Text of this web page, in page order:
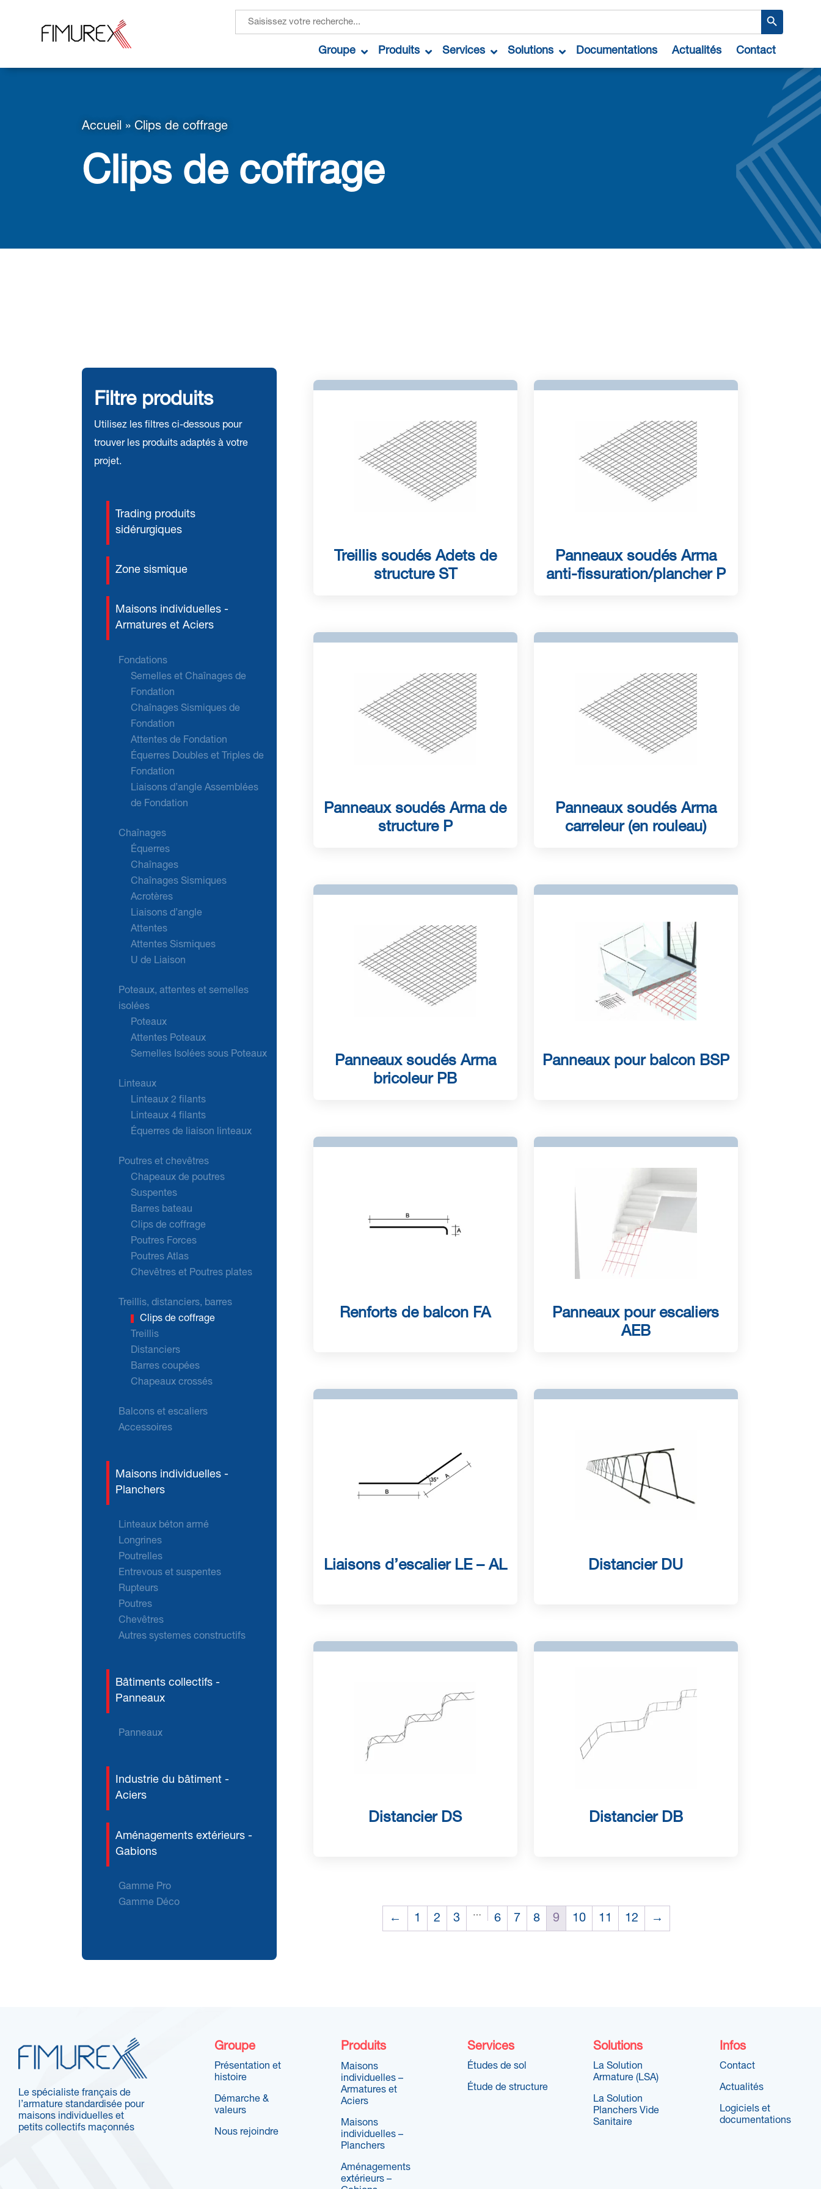
for:
Search Button
Groupe Produits Services Solutions Documentations Actualités Contact
Accueil »Clips de coffrage
Clips de coffrage
Filtre produits
Utilisez les filtres ci-dessous pour
trouver les produits adaptés à votre
projet.
Trading produits
sidérurgiques
Zone sismique
Maisons individuelles -
Armatures et Aciers
Fondations
Semelles et Chaînages de
Fondation
Chaînages Sismiques de
Fondation
Attentes de Fondation
Équerres Doubles et Triples de
Fondation
Liaisons d’angle Assemblées
de Fondation
Chaînages
Équerres
Chaînages
Chaînages Sismiques
Acrotères
Liaisons d’angle
Attentes
Attentes Sismiques
U de Liaison
Poteaux, attentes et semelles
isolées
Poteaux
Attentes Poteaux
Semelles Isolées sous Poteaux
Linteaux
Linteaux 2 filants
Linteaux 4 filants
Équerres de liaison linteaux
Poutres et chevêtres
Chapeaux de poutres
Suspentes
Barres bateau
Clips de coffrage
Poutres Forces
Poutres Atlas
Chevêtres et Poutres plates
Treillis, distanciers, barres
Clips de coffrage
Treillis
Distanciers
Barres coupées
Chapeaux crossés
Balcons et escaliers
Accessoires
Maisons individuelles -
Planchers
Linteaux béton armé
Longrines
Poutrelles
Entrevous et suspentes
Rupteurs
Poutres
Chevêtres
Autres systemes constructifs
Bâtiments collectifs -
Panneaux
Panneaux
Industrie du bâtiment -
Aciers
Aménagements extérieurs -
Gabions
Gamme Pro
Gamme Déco
Treillis soudés Adets de
structure ST
Panneaux soudés Arma
anti-fissuration/plancher P
Panneaux soudés Arma de
structure P
Panneaux soudés Arma
carreleur (en rouleau)
Panneaux soudés Arma
bricoleur PB
Panneaux pour balcon BSP
Renforts de balcon FA
Panneaux pour escaliers
AEB
Liaisons d’escalier LE – AL Distancier DU
Distancier DS Distancier DB
← 1 2 3 … 6 7 8 9 10 11 12 →
Le spécialiste français de
l’armature standardisée pour
maisons individuelles et
petits collectifs maçonnés
Groupe
Présentation et
histoire
Démarche &
valeurs
Nous rejoindre
Produits
Maisons
individuelles –
Armatures et
Aciers
Maisons
individuelles –
Planchers
Aménagements
extérieurs –
Services
Études de sol
Étude de structure
Solutions
La Solution
Armature (LSA)
La Solution
Planchers Vide
Sanitaire
Infos
Contact
Actualités
Logiciels et
documentations